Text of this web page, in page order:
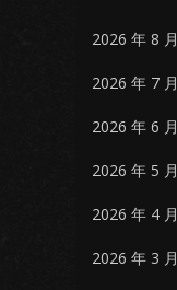
2026 年 8 月
2026 年 7 月
2026 年 6 月
2026 年 5 月
2026 年 4 月
2026 年 3 月